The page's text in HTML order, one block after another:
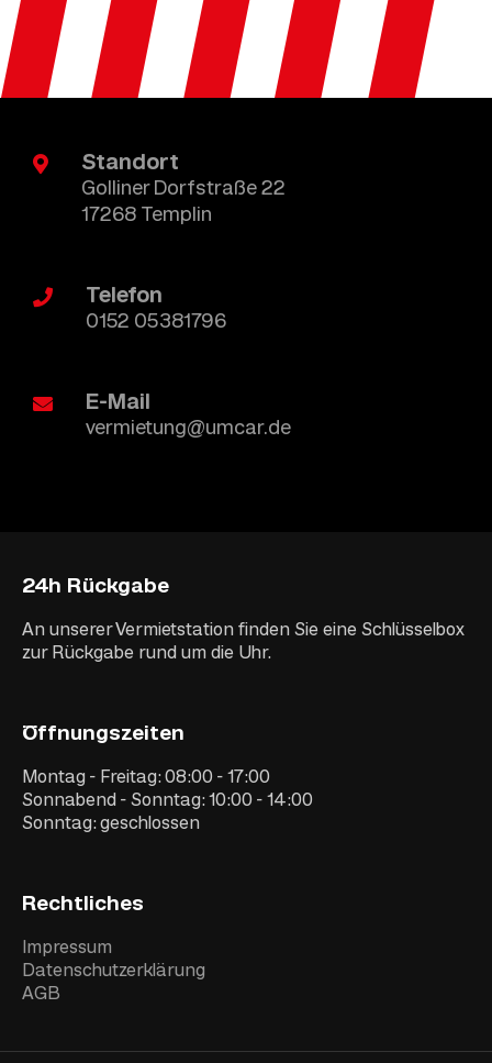
Standort
Golliner Dorfstraße 22
17268 Templin
Telefon
0152 05381796
E-Mail
vermietung@umcar.de
24h Rückgabe
An unserer Vermietstation finden Sie eine Schlüsselbox
zur Rückgabe rund um die Uhr.
Öffnungszeiten
Montag - Freitag: 08:00 - 17:00
Sonnabend - Sonntag: 10:00 - 14:00
Sonntag: geschlossen
Rechtliches
Impressum
Datenschutzerklärung
AGB